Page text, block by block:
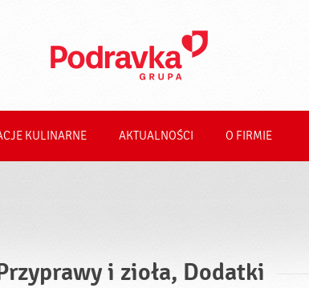
KULINARNE AKTUALNOŚCI O FIRMIE
i zioła, Dodatki